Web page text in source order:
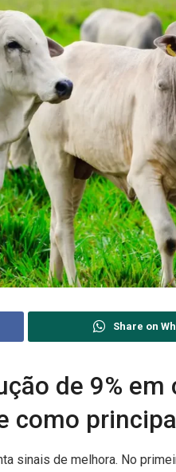
Share on
de 9% em
principal
sinais de melhora. No